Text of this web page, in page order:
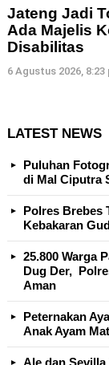
Jateng Jadi
Ada Majelis
Disabilitas
6 Agustus 2026, 8:23
LATEST NEWS
Puluhan
di Mal Ciputra
Polres Brebes
Kebakaran
25.800 Warga
Dug Der,
Aman
Peternakan
Anak Ayam
Ale dan